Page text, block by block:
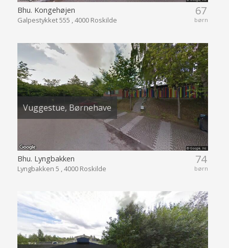
67
børn
Bhu. Kongehøjen
Galpestykket 555 , 4000 Roskilde
Vuggestue, Børnehave
74
børn
Bhu. Lyngbakken
Lyngbakken 5 , 4000 Roskilde